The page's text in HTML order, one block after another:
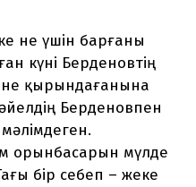
не үшін барғаны
күні Берденовтің
қырындағанына
Берденовпен
орынбасарын мүлде
бір себеп – жеке